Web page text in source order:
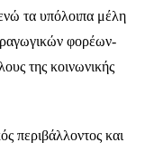
τα υπόλοιπα μέλη
φορέων-
της κοινωνικής
περιβάλλοντος και